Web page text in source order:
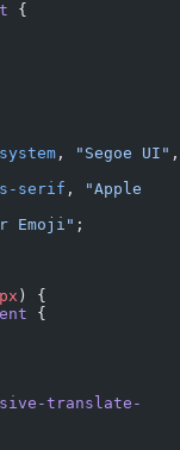
{
,
"Segoe UI"
serif ,
"Apple
Emoji" ;
px ) {
{
translate-